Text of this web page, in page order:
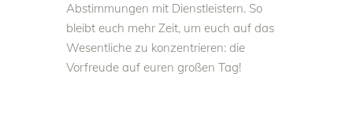
Abstimmungen mit Dienstleistern. So
bleibt euch mehr Zeit, um euch auf das
Wesentliche zu konzentrieren: die
Vorfreude auf euren großen Tag!